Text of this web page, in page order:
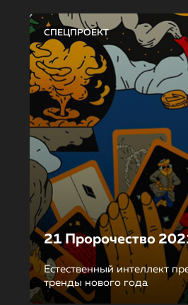
СПЕЦПРОЕКТ
21 Пророчество
Естественный интеллект
тренды нового года